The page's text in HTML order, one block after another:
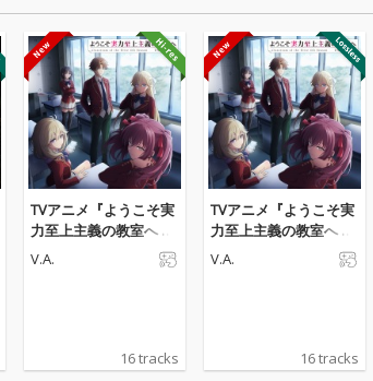
TVアニメ『ようこそ実
力至上主義の教室へ 4t
h Season 2年生編1学
期』オリジナルサウン
V.A.
16 tracks
TVアニメ『ようこそ実
力至上主義の教室へ 4t
h Season 2年生編1学
期』オリジナルサウン
V.A.
16 tracks